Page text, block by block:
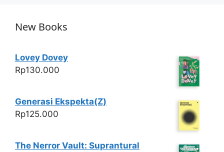
New Books
Lovey Dovey
Rp130.000
Generasi Ekspekta(Z)
Rp125.000
The Nerror Vault: Suprantural